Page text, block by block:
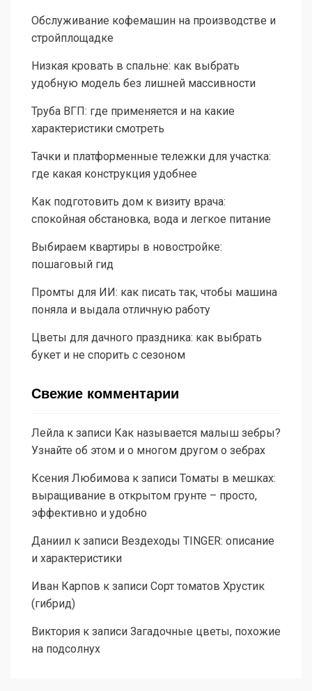
Обслуживание кофемашин на производстве и
стройплощадке
Низкая кровать в спальне: как выбрать
удобную модель без лишней массивности
Труба ВГП: где применяется и на какие
характеристики смотреть
Тачки и платформенные тележки для участка:
где какая конструкция удобнее
Как подготовить дом к визиту врача:
спокойная обстановка, вода и легкое питание
Выбираем квартиры в новостройке:
пошаговый гид
Промты для ИИ: как писать так, чтобы машина
поняла и выдала отличную работу
Цветы для дачного праздника: как выбрать
букет и не спорить с сезоном
Свежие комментарии
Лейла к записи Как называется малыш зебры?
Узнайте об этом и о многом другом о зебрах
Ксения Любимова к записи Томаты в мешках:
выращивание в открытом грунте – просто,
эффективно и удобно
Даниил к записи Вездеходы TINGER: описание
и характеристики
Иван Карпов к записи Сорт томатов Хрустик
(гибрид)
Виктория к записи Загадочные цветы, похожие
на подсолнух